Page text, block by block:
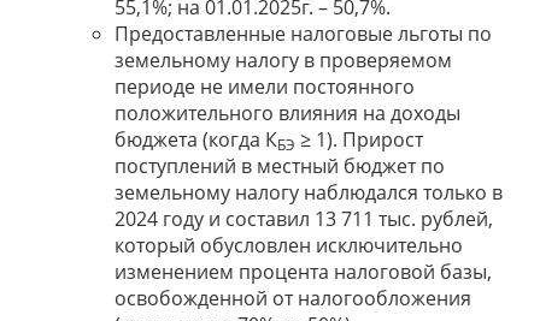
55,1%; на 01.01.2025г. – 50,7%.
Предоставленные налоговые льготы по
земельному налогу в проверяемом
периоде не имели постоянного
положительного влияния на доходы
бюджета (когда КБЭ ≥ 1). Прирост
поступлений в местный бюджет по
земельному налогу наблюдался только в
2024 году и составил 13 711 тыс. рублей,
который обусловлен исключительно
изменением процента налоговой базы,
освобожденной от налогообложения